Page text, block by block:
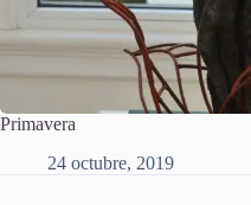
Primavera
24 octubre, 2019